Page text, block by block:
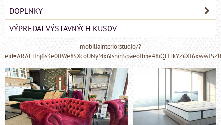
DOPLNKY
VÝPREDAJ VÝSTAVNÝCH KUSOV
mobiliainteriorstudio/?